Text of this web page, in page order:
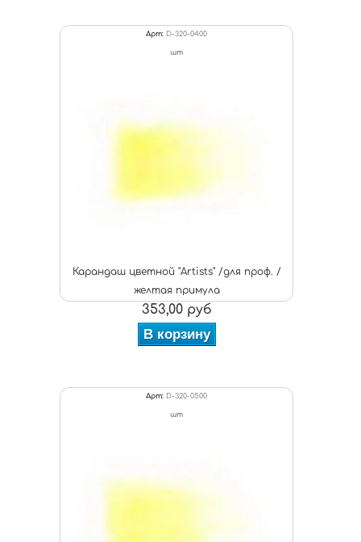
Арт: D-320-0400
шт
Карандаш цветной "Artists" /для проф. /
желтая примула
353,00 руб
В корзину
Арт: D-320-0500
шт